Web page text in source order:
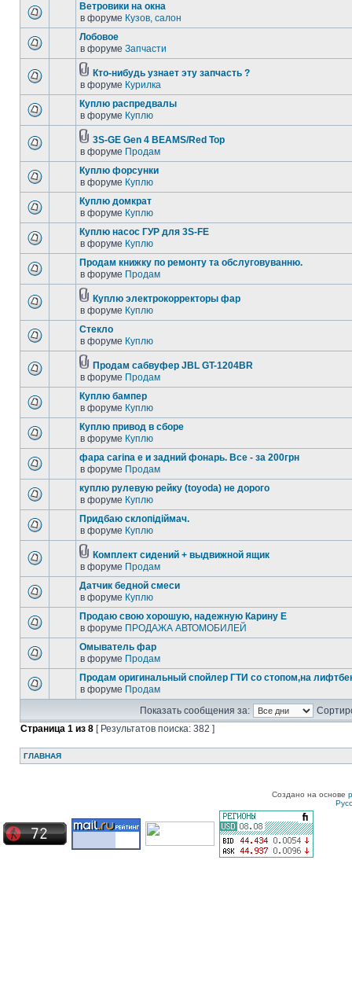
Ветровики на окна
в форуме Кузов, салон
Лобовое
в форуме Запчасти
Кто-нибудь узнает эту запчасть ?
в форуме Курилка
Куплю распредвалы
в форуме Куплю
3S-GE Gen 4 BEAMS/Red Top
в форуме Продам
Куплю форсунки
в форуме Куплю
Куплю домкрат
в форуме Куплю
Куплю насос ГУР для 3S-FE
в форуме Куплю
Продам книжку по ремонту та обслуговуванню.
в форуме Продам
Куплю электрокорректоры фар
в форуме Куплю
Стекло
в форуме Куплю
Продам сабвуфер JBL GT-1204BR
в форуме Продам
Куплю бампер
в форуме Куплю
Куплю привод в сборе
в форуме Куплю
фара carina e и задний фонарь. Все - за 200грн
в форуме Продам
куплю рулевую рейку (toyoda) не дорого
в форуме Куплю
Придбаю склопідіймач.
в форуме Куплю
Комплект сидений + выдвижной ящик
в форуме Продам
Датчик бедной смеси
в форуме Куплю
Продаю свою хорошую, надежную Карину Е
в форуме ПРОДАЖА АВТОМОБИЛЕЙ
Омыватель фар
в форуме Продам
Продам оригинальный спойлер ГТИ со стопом,на
в форуме Продам
Показать сообщения за:
Страница 1 из 8 [ Результатов поиска: 382 ]
ГЛАВНАЯ
Создано на основе